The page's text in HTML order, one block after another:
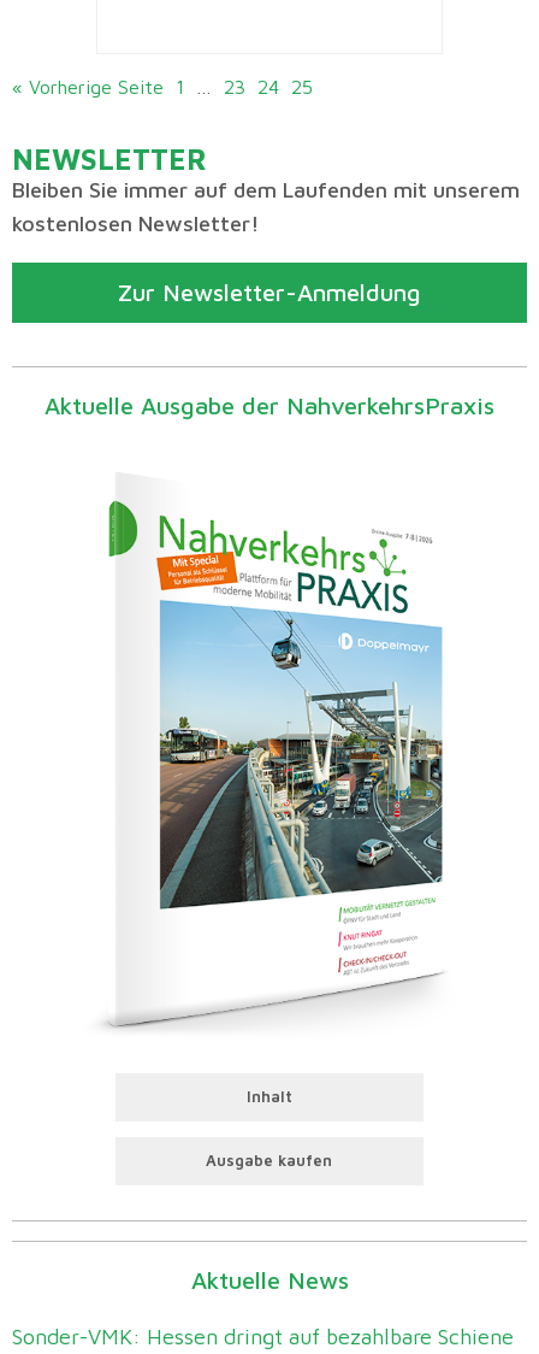
« Vorherige Seite 1 23 24 25
NEWSLETTER
Bleiben Sie immer auf dem Laufenden mit unserem
kostenlosen Newsletter!
Zur Newsletter-Anmeldung
Aktuelle Ausgabe der NahverkehrsPraxis
Inhalt
Ausgabe kaufen
Aktuelle News
Sonder-VMK: Hessen dringt auf bezahlbare Schiene